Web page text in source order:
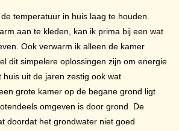
temperatuur in huis laag te houden.
aan te kleden, kan ik prima bij een wat
Ook verwarm ik alleen de kamer
dit simpelere oplossingen zijn om energie
uit de jaren zestig ook wat
grote kamer op de begane grond ligt
omgeven is door grond. De
doordat het grondwater niet goed